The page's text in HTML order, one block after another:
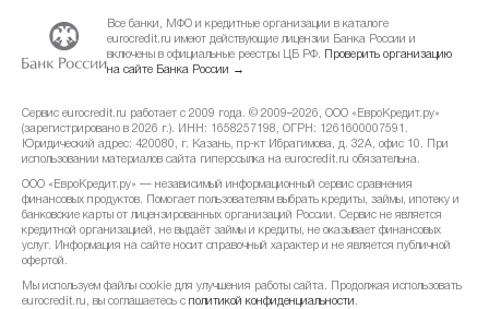
Все банки, МФО и кредитные организации в каталоге
eurocredit.ru имеют действующие лицензии Банка России и
включены в официальные реестры ЦБ РФ.
Проверить организацию
на сайте Банка России →
Сервис eurocredit.ru работает с 2009 года. © 2009–2026, ООО «ЕвроКредит.ру»
(зарегистрировано в 2026 г.). ИНН: 1658257198, ОГРН: 1261600007591.
Юридический адрес: 420080, г. Казань, пр-кт Ибрагимова, д. 32А, офис 10. При
использовании материалов сайта гиперссылка на eurocredit.ru обязательна.
ООО «ЕвроКредит.ру» — независимый информационный сервис сравнения
финансовых продуктов. Помогает пользователям выбрать кредиты, займы, ипотеку и
банковские карты от лицензированных организаций России. Сервис не является
кредитной организацией, не выдаёт займы и кредиты, не оказывает финансовых
услуг. Информация на сайте носит справочный характер и не является публичной
офертой.
Мы используем файлы cookie для улучшения работы сайта. Продолжая использовать
eurocredit.ru, вы соглашаетесь с политикой конфиденциальности